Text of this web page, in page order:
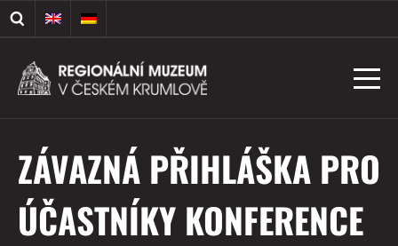
ZÁVAZNÁ PŘIHLÁŠKA PRO
ÚČASTNÍKY KONFERENCE